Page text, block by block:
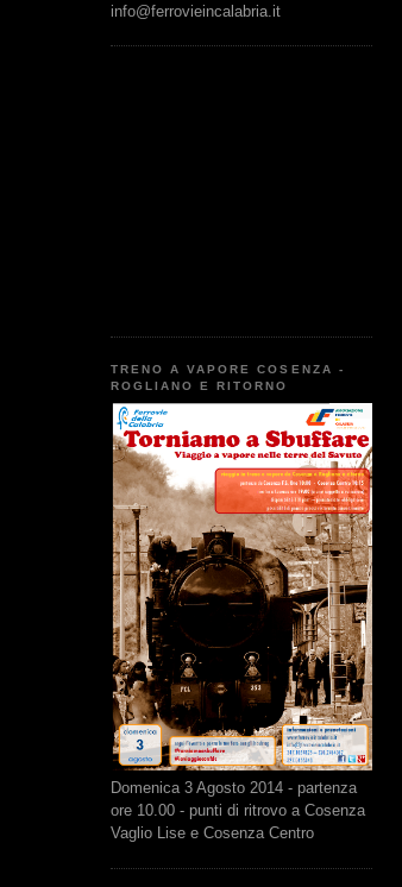
info@ferrovieincalabria.it
TRENO A VAPORE COSENZA -
ROGLIANO E RITORNO
Domenica 3 Agosto 2014 - partenza
ore 10.00 - punti di ritrovo a Cosenza
Vaglio Lise e Cosenza Centro